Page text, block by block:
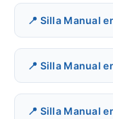
📍 Silla Manual
📍 Silla Manual
📍 Silla Manual